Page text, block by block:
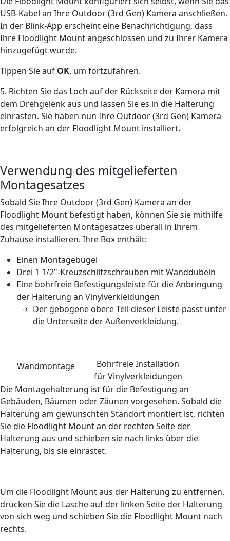
USB-Kabel an Ihre Outdoor (3rd Gen) Kamera anschließen.
In der Blink-App erscheint eine Benachrichtigung, dass
Ihre Floodlight Mount angeschlossen und zu Ihrer Kamera
hinzugefügt wurde.
Tippen Sie auf OK, um fortzufahren.
5. Richten Sie das Loch auf der Rückseite der Kamera mit
dem Drehgelenk aus und lassen Sie es in die Halterung
einrasten. Sie haben nun Ihre Outdoor (3rd Gen) Kamera
erfolgreich an der Floodlight Mount installiert.
Verwendung des mitgelieferten
Montagesatzes
Sobald Sie Ihre Outdoor (3rd Gen) Kamera an der
Floodlight Mount befestigt haben, können Sie sie mithilfe
des mitgelieferten Montagesatzes überall in Ihrem
Zuhause installieren. Ihre Box enthält:
Einen Montagebügel
Drei 1 1/2"-Kreuzschlitzschrauben mit Wanddübeln
Eine bohrfreie Befestigungsleiste für die Anbringung
der Halterung an Vinylverkleidungen
Der gebogene obere Teil dieser Leiste passt unter
die Unterseite der Außenverkleidung.
Wandmontage
Bohrfreie Installation
für Vinylverkleidungen
Die Montagehalterung ist für die Befestigung an
Gebäuden, Bäumen oder Zäunen vorgesehen. Sobald die
Halterung am gewünschten Standort montiert ist, richten
Sie die Floodlight Mount an der rechten Seite der
Halterung aus und schieben sie nach links über die
Halterung, bis sie einrastet.
Um die Floodlight Mount aus der Halterung zu entfernen,
drücken Sie die Lasche auf der linken Seite der Halterung
von sich weg und schieben Sie die Floodlight Mount nach
rechts.